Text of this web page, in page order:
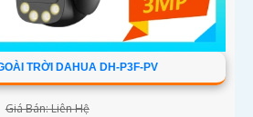
TRỜI DAHUA DH-P3F-PV
Giá Bán: Liên Hệ